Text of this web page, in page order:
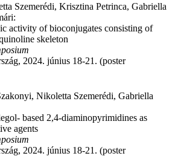
Szemerédi, Krisztina Petrinca, Gabriella
activity of bioconjugates consisting of
skeleton
2024. június 18-21. (poster
Nikoletta Szemerédi, Gabriella
based 2,4-diaminopyrimidines as
agents
2024. június 18-21. (poster